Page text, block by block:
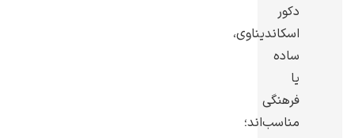
پل سزان
دکور
اسکاندیناوی،
ساده
یا
فرهنگی
مناسب‌اند؛